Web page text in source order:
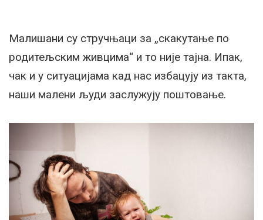
Малишани су стручњаци за „скакутање по
родитељским живцима“ и то није тајна. Ипак,
чак и у ситуацијама кад нас избацују из такта,
наши малени људи заслужују поштовање.